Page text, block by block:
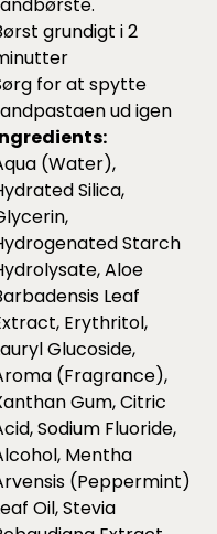
grundigt i 2
for at spytte
ud igen
(Water),
Silica,
Starch
Aloe
Leaf
Erythritol,
Glucoside,
(Fragrance),
Gum, Citric
Sodium Fluoride,
Mentha
(Peppermint)
Oil, Stevia